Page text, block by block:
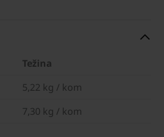
Težina
5,22 kg / kom
7,30 kg / kom